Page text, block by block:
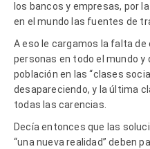
los bancos y empresas, por
en el mundo las fuentes de
A eso le cargamos la falta
personas en todo el mundo y
población en las “clases
desapareciendo, y la última
todas las carencias.
Decía entonces que las
“una nueva realidad” deben